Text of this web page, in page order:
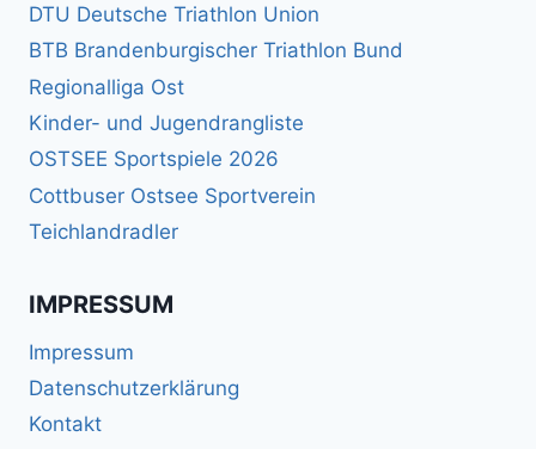
DTU Deutsche Triathlon Union
BTB Brandenburgischer Triathlon Bund
Regionalliga Ost
Kinder- und Jugendrangliste
OSTSEE Sportspiele 2026
Cottbuser Ostsee Sportverein
Teichlandradler
IMPRESSUM
Impressum
Datenschutzerklärung
Kontakt